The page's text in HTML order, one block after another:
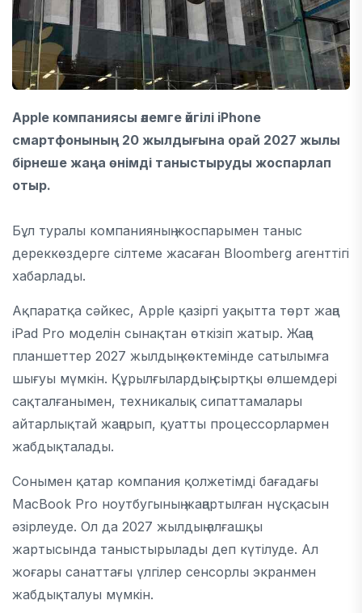
Apple компаниясы әлемге әйгілі iPhone
смартфонының 20 жылдығына орай 2027 жылы
бірнеше жаңа өнімді таныстыруды жоспарлап
отыр.
Бұл туралы компанияның жоспарымен таныс
дереккөздерге сілтеме жасаған Bloomberg агенттігі
хабарлады.
Ақпаратқа сәйкес, Apple қазіргі уақытта төрт жаңа
iPad Pro моделін сынақтан өткізіп жатыр. Жаңа
планшеттер 2027 жылдың көктемінде сатылымға
шығуы мүмкін. Құрылғылардың сыртқы өлшемдері
сақталғанымен, техникалық сипаттамалары
айтарлықтай жаңарып, қуатты процессорлармен
жабдықталады.
Сонымен қатар компания қолжетімді бағадағы
MacBook Pro ноутбугының жаңартылған нұсқасын
әзірлеуде. Ол да 2027 жылдың алғашқы
жартысында таныстырылады деп күтілуде. Ал
жоғары санаттағы үлгілер сенсорлы экранмен
жабдықталуы мүмкін.